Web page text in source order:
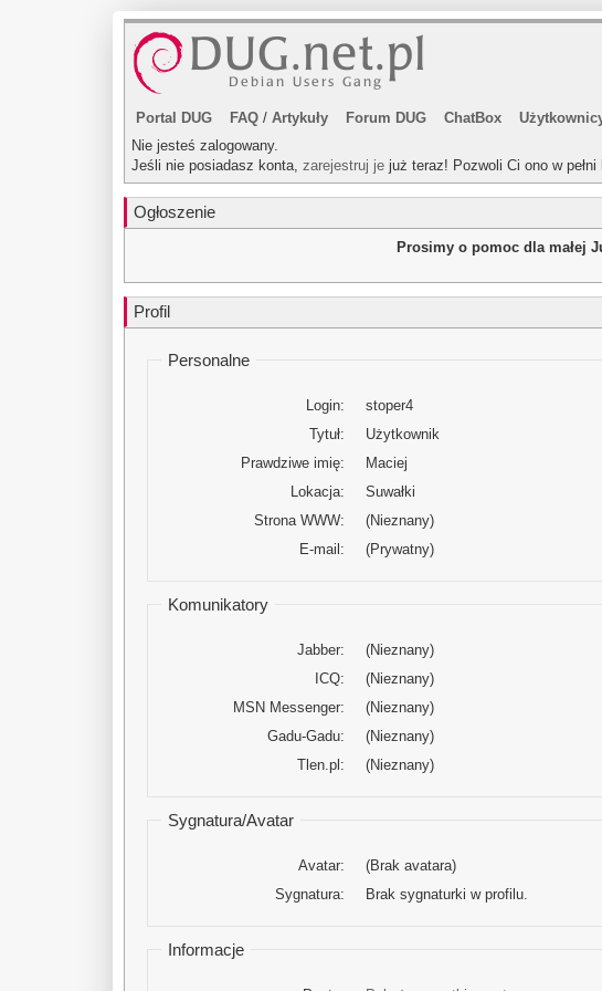
Portal DUG FAQ / Artykuły Forum DUG ChatBox
Nie jesteś zalogowany.
Jeśli nie posiadasz konta, zarejestruj je już teraz! Pozwoli Ci ono w
Ogłoszenie
Prosimy o pomoc dla małej
Profil
Personalne
Login:
stoper4
Tytuł:
Użytkownik
Prawdziwe imię:
Maciej
Lokacja:
Suwałki
Strona WWW:
(Nieznany)
E-mail:
(Prywatny)
Komunikatory
Jabber:
(Nieznany)
ICQ:
(Nieznany)
MSN Messenger:
(Nieznany)
Gadu-Gadu:
(Nieznany)
Tlen.pl:
(Nieznany)
Sygnatura/Avatar
Avatar:
(Brak avatara)
Sygnatura:
Brak sygnaturki w profilu.
Informacje